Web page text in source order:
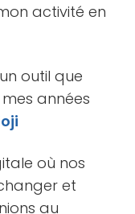
activité en
outil que
années
où nos
et
au